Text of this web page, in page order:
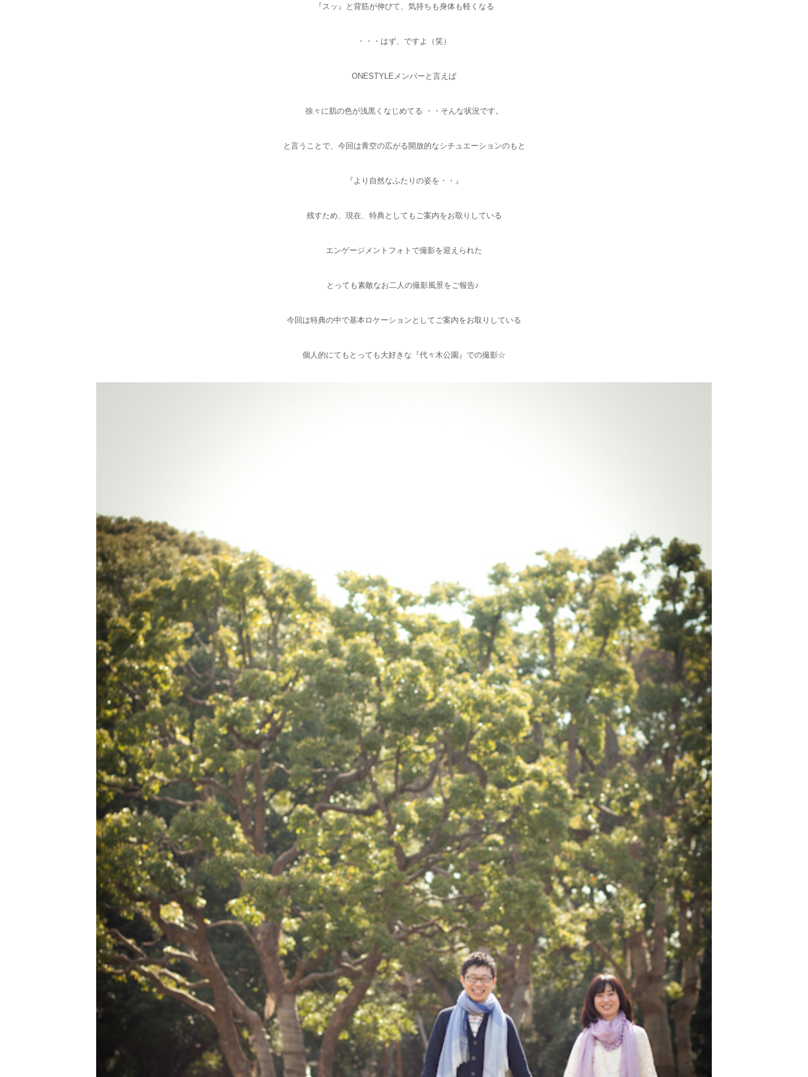
『スッ』と背筋が伸びて、気持ちも身体も軽くなる
・・・はず、ですよ（笑）
ONESTYLEメンバーと言えば
徐々に肌の色が浅黒くなじめてる ・・そんな状況です。
と言うことで、今回は青空の広がる開放的なシチュエーションのもと
『より自然なふたりの姿を・・』
残すため、現在、特典としてもご案内をお取りしている
エンゲージメントフォトで撮影を迎えられた
とっても素敵なお二人の撮影風景をご報告♪
今回は特典の中で基本ロケーションとしてご案内をお取りしている
個人的にてもとっても大好きな『代々木公園』での撮影☆